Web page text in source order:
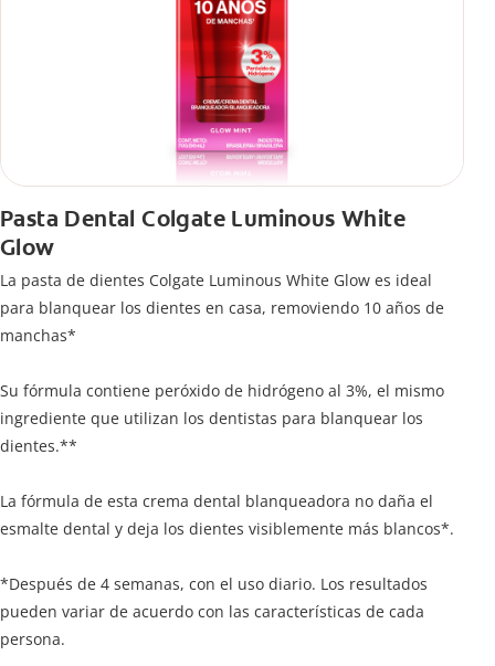
Pasta Dental Colgate Luminous White
Glow
La pasta de dientes Colgate Luminous White Glow es ideal
para blanquear los dientes en casa, removiendo 10 años de
manchas*
Su fórmula contiene peróxido de hidrógeno al 3%, el mismo
ingrediente que utilizan los dentistas para blanquear los
dientes.**
La fórmula de esta crema dental blanqueadora no daña el
esmalte dental y deja los dientes visiblemente más blancos*.
*Después de 4 semanas, con el uso diario. Los resultados
pueden variar de acuerdo con las características de cada
persona.